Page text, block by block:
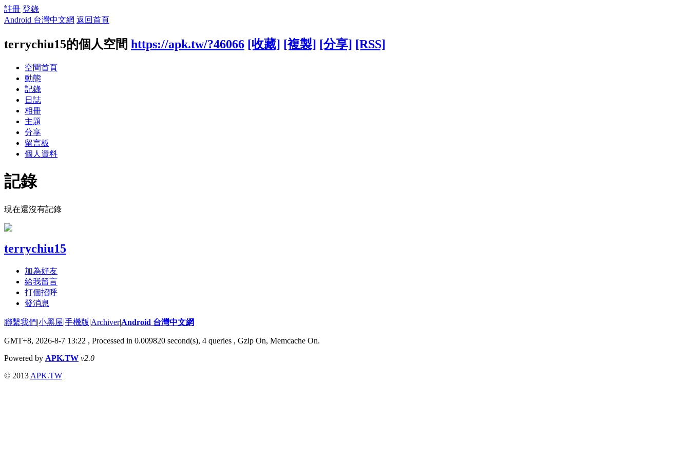
註冊 登錄
Android 台灣中文網 返回首頁
terrychiu15的個人空間 https://apk.tw/?46066 [收藏] [複製] [分享] [RSS]
空間首頁
動態
記錄
日誌
相冊
主題
分享
留言板
個人資料
記錄
現在還沒有記錄
terrychiu15
加為好友
給我留言
打個招呼
發消息
聯繫我們|小黑屋|手機版|Archiver|Android 台灣中文網
GMT+8, 2026-8-7 13:22 , Processed in 0.009820 second(s), 4 queries , Gzip On, Memcache On.
Powered by APK.TW v2.0
© 2013 APK.TW